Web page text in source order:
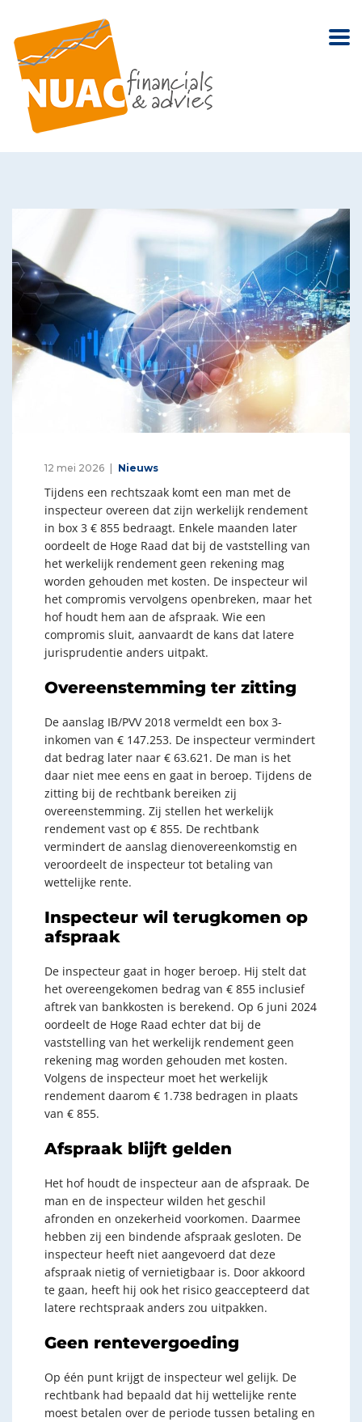
12 mei 2026 Nieuws
Tijdens een rechtszaak komt een man met de
inspecteur overeen dat zijn werkelijk rendement
in box 3 € 855 bedraagt. Enkele maanden later
oordeelt de Hoge Raad dat bij de vaststelling van
het werkelijk rendement geen rekening mag
worden gehouden met kosten. De inspecteur wil
het compromis vervolgens openbreken, maar het
hof houdt hem aan de afspraak. Wie een
compromis sluit, aanvaardt de kans dat latere
jurisprudentie anders uitpakt.
Overeenstemming ter zitting
De aanslag IB/PVV 2018 vermeldt een box 3-
inkomen van € 147.253. De inspecteur vermindert
dat bedrag later naar € 63.621. De man is het
daar niet mee eens en gaat in beroep. Tijdens de
zitting bij de rechtbank bereiken zij
overeenstemming. Zij stellen het werkelijk
rendement vast op € 855. De rechtbank
vermindert de aanslag dienovereenkomstig en
veroordeelt de inspecteur tot betaling van
wettelijke rente.
Inspecteur wil terugkomen op
afspraak
De inspecteur gaat in hoger beroep. Hij stelt dat
het overeengekomen bedrag van € 855 inclusief
aftrek van bankkosten is berekend. Op 6 juni 2024
oordeelt de Hoge Raad echter dat bij de
vaststelling van het werkelijk rendement geen
rekening mag worden gehouden met kosten.
Volgens de inspecteur moet het werkelijk
rendement daarom € 1.738 bedragen in plaats
van € 855.
Afspraak blijft gelden
Het hof houdt de inspecteur aan de afspraak. De
man en de inspecteur wilden het geschil
afronden en onzekerheid voorkomen. Daarmee
hebben zij een bindende afspraak gesloten. De
inspecteur heeft niet aangevoerd dat deze
afspraak nietig of vernietigbaar is. Door akkoord
te gaan, heeft hij ook het risico geaccepteerd dat
latere rechtspraak anders zou uitpakken.
Geen rentevergoeding
Op één punt krijgt de inspecteur wel gelijk. De
rechtbank had bepaald dat hij wettelijke rente
moest betalen over de periode tussen betaling en